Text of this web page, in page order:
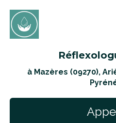
à Mazères (09270),